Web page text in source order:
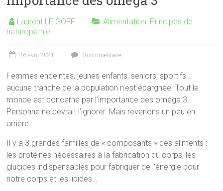
Laurent LE GOFF Alimentation, Principes de
naturopathie
26 avril 2021 0 commentaire
Femmes enceintes, jeunes enfants, seniors, sportifs…
aucune tranche de la population n’est épargnée. Tout le
monde est concerné par l’importance des oméga 3.
Personne ne devrait l’ignorer. Mais revenons un peu en
arrière.
Il y a 3 grandes familles de « composants » des aliments :
les protéines nécessaires à la fabrication du corps, les
glucides indispensables pour fabriquer de l’énergie pour
notre corps et les lipides…